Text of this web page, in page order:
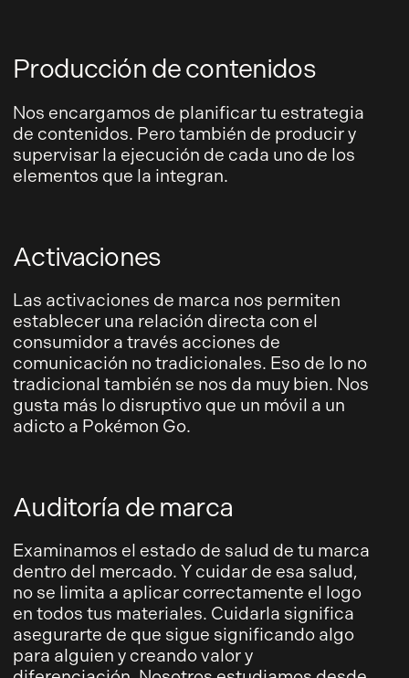
Producción de contenidos
Nos encargamos de planificar tu estrategia
de contenidos. Pero también de producir y
supervisar la ejecución de cada uno de los
elementos que la integran.
Activaciones
Las activaciones de marca nos permiten
establecer una relación directa con el
consumidor a través acciones de
comunicación no tradicionales. Eso de lo no
tradicional también se nos da muy bien. Nos
gusta más lo disruptivo que un móvil a un
adicto a Pokémon Go.
Auditoría de marca
Examinamos el estado de salud de tu marca
dentro del mercado. Y cuidar de esa salud,
no se limita a aplicar correctamente el logo
en todos tus materiales. Cuidarla significa
asegurarte de que sigue significando algo
para alguien y creando valor y